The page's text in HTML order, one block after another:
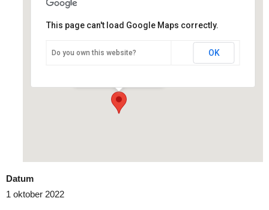
This page can't load Google Maps correctly.
Do you own this website? OK
Datum
1 oktober 2022